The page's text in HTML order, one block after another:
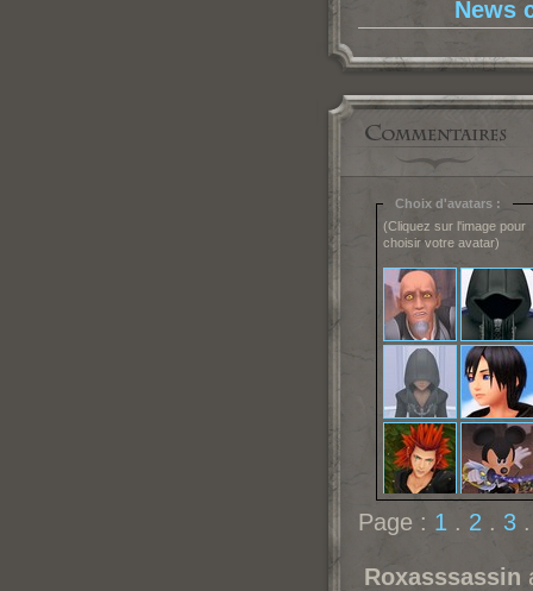
News
Choix d'avatars :
(Cliquez sur l'image pour
choisir votre avatar)
Page : 1 . 2 . 3
Roxasssassin